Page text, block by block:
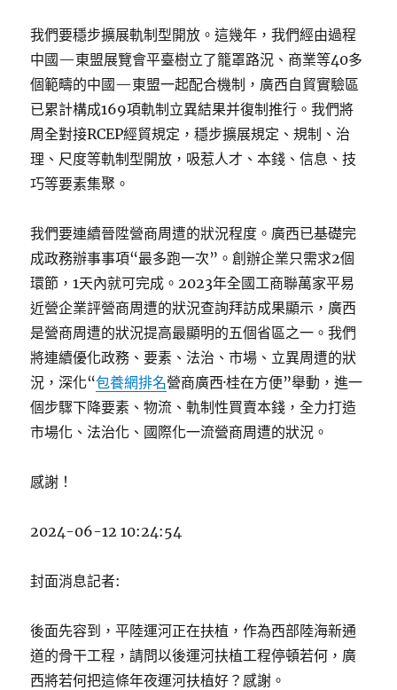
我們要穩步擴展軌制型開放。這幾年，我們經由過程
中國—東盟展覽會平臺樹立了籠罩路況、商業等40多
個範疇的中國—東盟一起配合機制，廣西自貿實驗區
已累計構成169項軌制立異結果并復制推行。我們將
周全對接RCEP經貿規定，穩步擴展規定、規制、治
理、尺度等軌制型開放，吸惹人才、本錢、信息、技
巧等要素集聚。
我們要連續晉陞營商周遭的狀況程度。廣西已基礎完
成政務辦事事項“最多跑一次”。創辦企業只需求2個
環節，1天內就可完成。2023年全國工商聯萬家平易
近營企業評營商周遭的狀況查詢拜訪成果顯示，廣西
是營商周遭的狀況提高最顯明的五個省區之一。我們
將連續優化政務、要素、法治、市場、立異周遭的狀
況，深化“包養網排名營商廣西·桂在方便”舉動，進一
個步驟下降要素、物流、軌制性買賣本錢，全力打造
市場化、法治化、國際化一流營商周遭的狀況。
感謝！
2024-06-12 10:24:54
封面消息記者:
後面先容到，平陸運河正在扶植，作為西部陸海新通
道的骨干工程，請問以後運河扶植工程停頓若何，廣
西將若何把這條年夜運河扶植好？感謝。